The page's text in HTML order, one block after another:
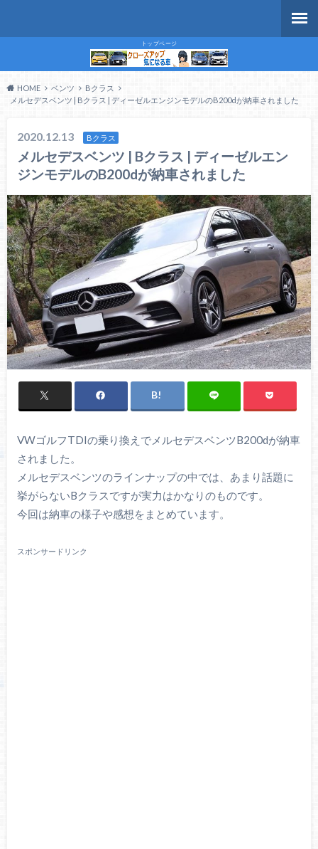
トップページ
HOME ベンツ
Bクラス
メルセデスベンツ | Bクラス | ディーゼルエンジンモデルのB200dが納車されました
2020.12.13 Bクラス
メルセデスベンツ | Bクラス | ディーゼルエン
ジンモデルのB200dが納車されました
VWゴルフTDIの乗り換えでメルセデスベンツB200dが納車
されました。
メルセデスベンツのラインナップの中では、あまり話題に
挙がらないBクラスですが実力はかなりのものです。
今回は納車の様子や感想をまとめています。
スポンサードリンク